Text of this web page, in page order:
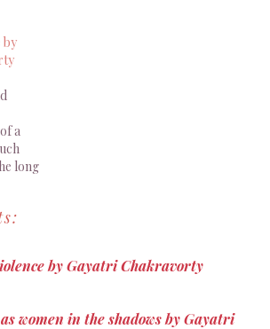
by
a
long
by Gayatri Chakravorty
women in the shadows by Gayatri